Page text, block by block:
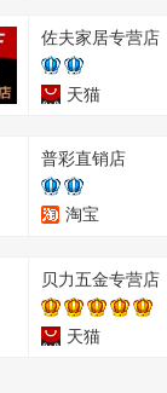
佐夫家居专营店
天猫
普彩直销店
淘宝
贝力五金专营店
天猫